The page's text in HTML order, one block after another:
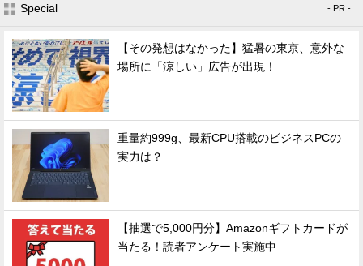
Special - PR -
【その発想はなかった】猛暑の東京、意外な
場所に「涼しい」広告が出現！
重量約999g、最新CPU搭載のビジネスPCの
実力は？
【抽選で5,000円分】Amazonギフトカードが
当たる！読者アンケート実施中